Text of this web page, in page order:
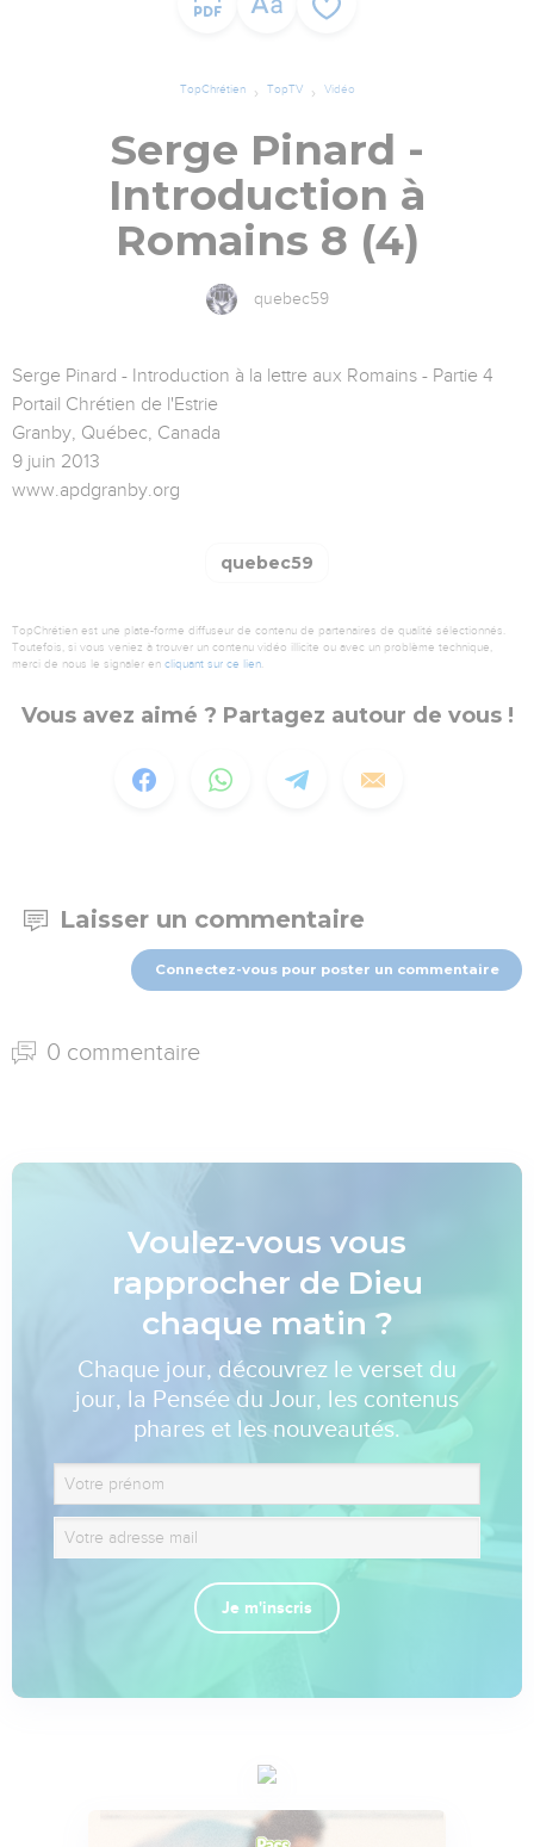
TopChrétien TopTV Vidéo
Serge Pinard -
Introduction à
Romains 8 (4)
quebec59
Serge Pinard - Introduction à la lettre aux Romains - Partie 4
Portail Chrétien de l'Estrie
Granby, Québec, Canada
9 juin 2013
www.apdgranby.org
quebec59
TopChrétien est une plate-forme diffuseur de contenu de partenaires de qualité sélectionnés.
Toutefois, si vous veniez à trouver un contenu vidéo illicite ou avec un problème technique,
merci de nous le signaler en cliquant sur ce lien.
Vous avez aimé ? Partagez autour de vous !
Laisser un commentaire
Connectez-vous pour poster un commentaire
0 commentaire
Voulez-vous vous
rapprocher de Dieu
chaque matin ?
Chaque jour, découvrez le verset du
jour, la Pensée du Jour, les contenus
phares et les nouveautés.
Je m'inscris